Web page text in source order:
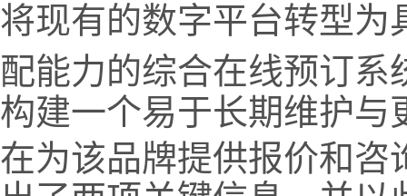
将现有的数字平台转型为
配能力的综合在线预订系
构建一个易于长期维护与
在为该品牌提供报价和咨